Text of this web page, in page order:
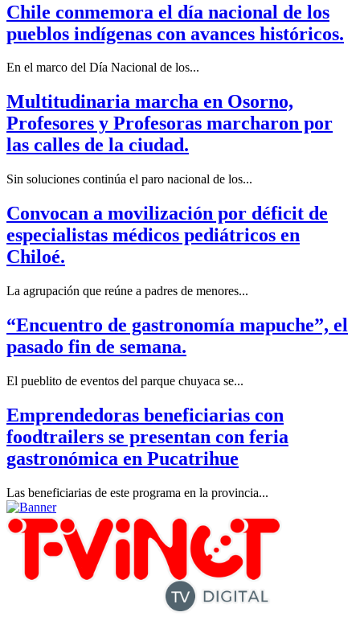
Chile conmemora el día nacional de los
pueblos indígenas con avances históricos.
En el marco del Día Nacional de los...
Multitudinaria marcha en Osorno,
Profesores y Profesoras marcharon por
las calles de la ciudad.
Sin soluciones continúa el paro nacional de los...
Convocan a movilización por déficit de
especialistas médicos pediátricos en
Chiloé.
La agrupación que reúne a padres de menores...
“Encuentro de gastronomía mapuche”, el
pasado fin de semana.
El pueblito de eventos del parque chuyaca se...
Emprendedoras beneficiarias con
foodtrailers se presentan con feria
gastronómica en Pucatrihue
Las beneficiarias de este programa en la provincia...